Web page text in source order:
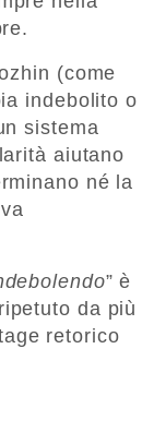
(come
indebolito o
sistema
aiutano
né la
” è
da più
retorico